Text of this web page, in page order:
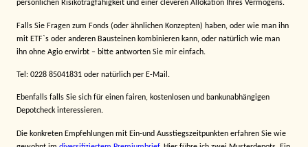
persönlichen Risikotragfähigkeit und einer cleveren Allokation Ihres Vermögens.
Falls Sie Fragen zum Fonds (oder ähnlichen Konzepten) haben, oder wie man ihn
mit ETF`s oder anderen Bausteinen kombinieren kann, oder natürlich wie man
ihn ohne Agio erwirbt – bitte antworten Sie mir einfach.
Tel: 0228 85041831 oder natürlich per E-Mail.
Ebenfalls falls Sie sich für einen fairen, kostenlosen und bankunabhängigen
Depotcheck interessieren.
Die konkreten Empfehlungen mit Ein-und Ausstiegszeitpunkten erfahren Sie wie